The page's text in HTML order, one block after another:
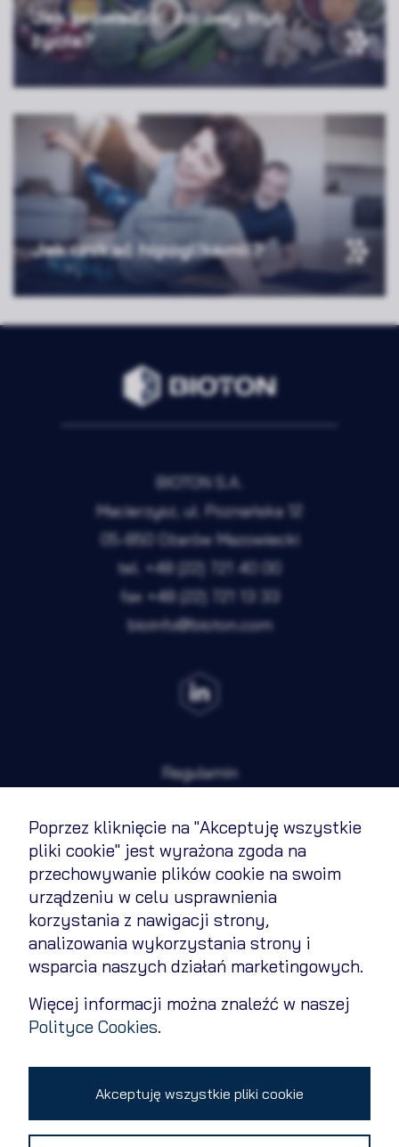
Poprzez kliknięcie na "Akceptuję wszystkie
pliki cookie" jest wyrażona zgoda na
przechowywanie plików cookie na swoim
urządzeniu w celu usprawnienia
korzystania z nawigacji strony,
analizowania wykorzystania strony i
wsparcia naszych działań marketingowych.
Więcej informacji można znaleźć w naszej
Polityce Cookies.
Akceptuję wszystkie pliki cookie
Jak prowadzić zdrowy tryb
życia?
Jak unikać hipoglikemii?
BIOTON S.A.
Macierzysz, ul. Poznańska 12
05-850 Ożarów Mazowiecki
tel. +48 (22) 721 40 00
fax +48 (22) 721 13 33
bioinfo@bioton.com
Regulamin
Polityka prywatności
Kontakt
Zmień ustawienia cookies
Copyright 2026 © All rights reserved